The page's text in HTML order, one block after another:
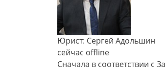
Юрист: Сергей Адольшин
сейчас offline
Сначала в соответствии с